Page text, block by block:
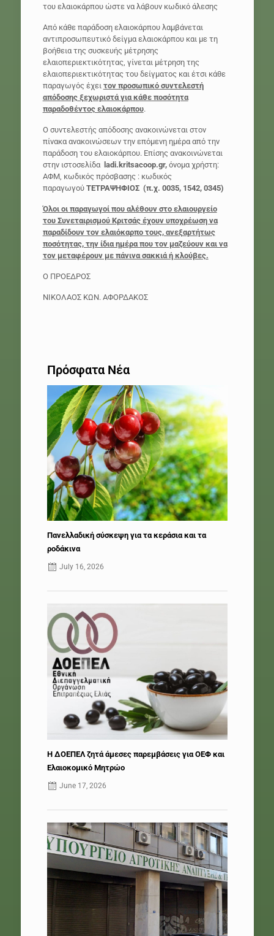
του ελαιοκάρπου ώστε να λάβουν κωδικό άλεσης
Από κάθε παράδοση ελαιοκάρπου λαμβάνεται
αντιπροσωπευτικό δείγμα ελαιοκάρπου και με τη
βοήθεια της συσκευής μέτρησης
ελαιοπεριεκτικότητας, γίνεται μέτρηση της
ελαιοπεριεκτικότητας του δείγματος και έτσι κάθε
παραγωγός έχει τον προσωπικό συντελεστή
απόδοσης ξεχωριστά για κάθε ποσότητα
παραδοθέντος ελαιοκάρπου.
Ο συντελεστής απόδοσης ανακοινώνεται στον
πίνακα ανακοινώσεων την επόμενη ημέρα από την
παράδοση του ελαιοκάρπου. Επίσης ανακοινώνεται
στην ιστοσελίδα ladi. kritsacoop.gr, όνομα χρήστη:
ΑΦΜ, κωδικός πρόσβασης : κωδικός
παραγωγού ΤΕΤΡΑΨΗΦΙΟΣ (π.χ. 0035, 1542, 0345)
Όλοι οι παραγωγοί που αλέθουν στο ελαιουργείο
του Συνεταιρισμού Κριτσάς έχουν υποχρέωση να
παραδίδουν τον ελαιόκαρπο τους, ανεξαρτήτως
ποσότητας, την ίδια ημέρα που τον μαζεύουν και να
τον μεταφέρουν με πάνινα σακκιά ή κλούβες.
Ο ΠΡΟΕΔΡΟΣ
ΝΙΚΟΛΑΟΣ ΚΩΝ. ΑΦΟΡΔΑΚΟΣ
Πρόσφατα Νέα
Πανελλαδική σύσκεψη για τα κεράσια και τα
ροδάκινα
July 16, 2026
Η ΔΟΕΠΕΛ ζητά άμεσες παρεμβάσεις για ΟΕΦ και
Ελαιοκομικό Μητρώο
June 17, 2026